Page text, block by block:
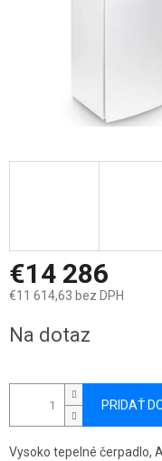
€14 286
€11 614,63 bez DPH
cena:
Na dotaz
PRIDAŤ
Vysoko tepelné čerpadlo,